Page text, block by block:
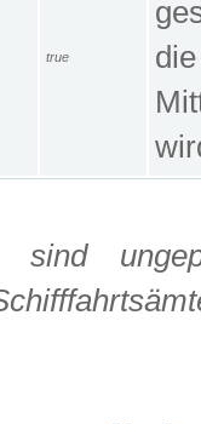
true
sind